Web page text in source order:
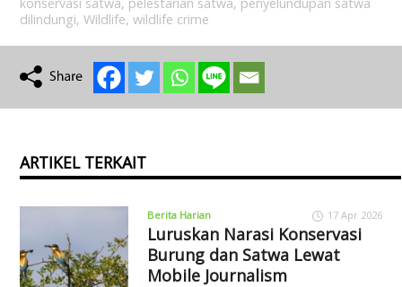
dilindungi,Wildlife,wildlife crime
ARTIKEL TERKAIT
Berita Harian 17 Apr 2026
Luruskan Narasi Konservasi
Burung dan Satwa Lewat
Mobile Journalism